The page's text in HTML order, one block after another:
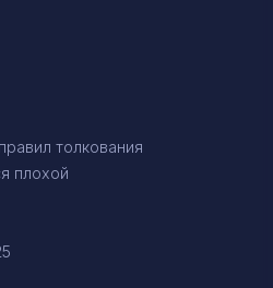
толкования
плохой